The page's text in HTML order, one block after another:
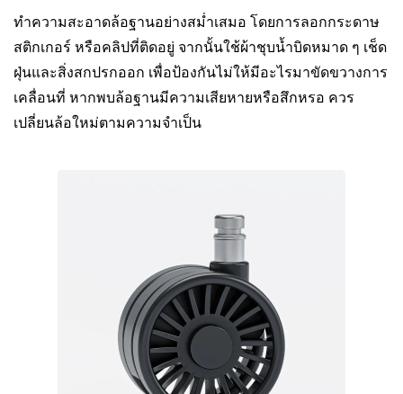
ทำความสะอาดล้อฐานอย่างสม่ำเสมอ โดยการลอกกระดาษ
สติกเกอร์ หรือคลิปที่ติดอยู่ จากนั้นใช้ผ้าชุบน้ำบิดหมาด ๆ เช็ด
ฝุ่นและสิ่งสกปรกออก เพื่อป้องกันไม่ให้มีอะไรมาขัดขวางการ
เคลื่อนที่ หากพบล้อฐานมีความเสียหายหรือสึกหรอ ควร
เปลี่ยนล้อใหม่ตามความจำเป็น